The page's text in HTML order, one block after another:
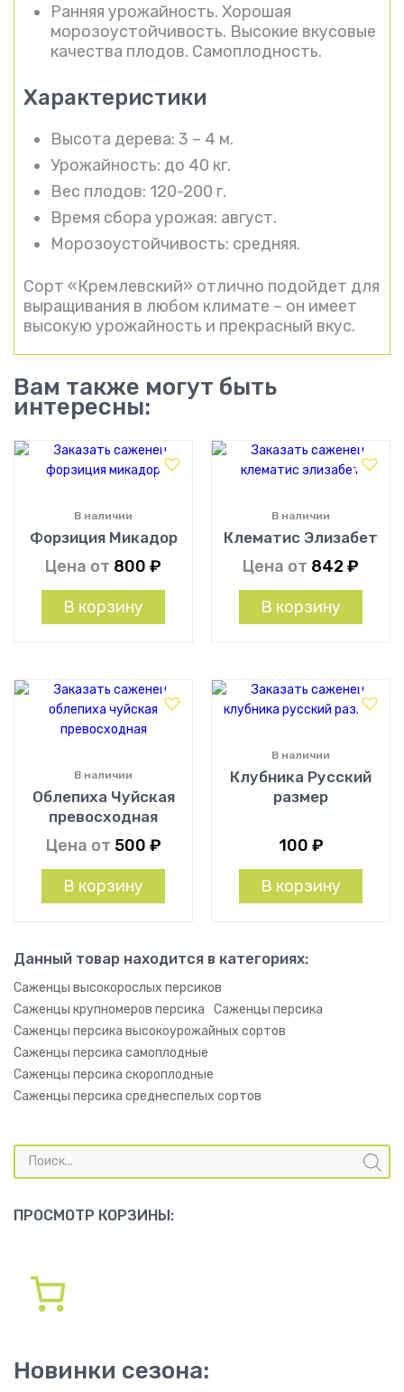
Ранняя урожайность. Хорошая
морозоустойчивость. Высокие вкусовые
качества плодов. Самоплодность.
Характеристики
Высота дерева: 3 – 4 м.
Урожайность: до 40 кг.
Вес плодов: 120-200 г.
Время сбора урожая: август.
Морозоустойчивость: средняя.
Сорт «Кремлевский» отлично подойдет для
выращивания в любом климате – он имеет
высокую урожайность и прекрасный вкус.
Вам также могут быть
интересны:
Форзиция Микадор
В наличии
Цена от 800 ₽
В корзину
Клематис Элизабет
В наличии
Цена от 842 ₽
В корзину
Облепиха Чуйская
превосходная
В наличии
Цена от 500 ₽
В корзину
Клубника Русский
размер
В наличии
100 ₽
В корзину
Данный товар находится в категориях:
Саженцы высокорослых персиков
Саженцы крупномеров персика
Саженцы персика
Саженцы персика высокоурожайных сортов
Саженцы персика самоплодные
Саженцы персика скороплодные
Саженцы персика среднеспелых сортов
Поиск
товаров
ПРОСМОТР КОРЗИНЫ:
Новинки сезона: